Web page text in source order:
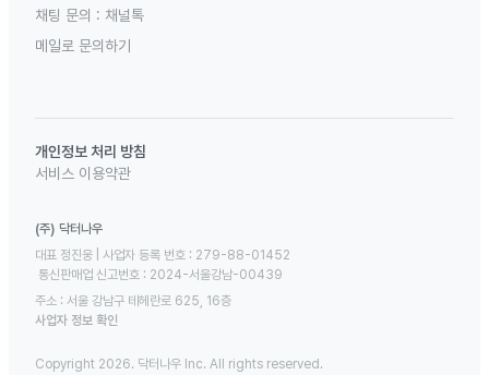
채팅 문의 : 채널톡
메일로 문의하기
개인정보 처리 방침
서비스 이용약관
(주) 닥터나우
대표 정진웅 | 사업자 등록 번호 : 279-88-01452
통신판매업 신고번호 : 2024-서울강남-00439
주소 : 서울 강남구 테헤란로 625, 16층
사업자 정보 확인
Copyright 2026. 닥터나우 Inc. All rights reserved.